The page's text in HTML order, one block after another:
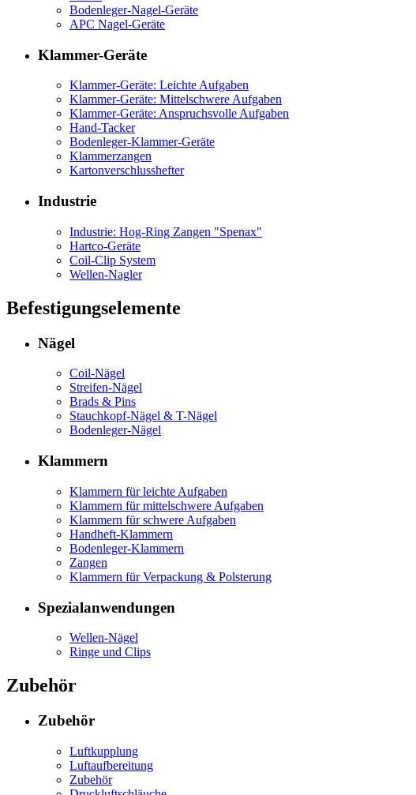
Bodenleger-Nagel-Geräte
APC Nagel-Geräte
Klammer-Geräte
Klammer-Geräte: Leichte Aufgaben
Klammer-Geräte: Mittelschwere Aufgaben
Klammer-Geräte: Anspruchsvolle Aufgaben
Hand-Tacker
Bodenleger-Klammer-Geräte
Klammerzangen
Kartonverschlusshefter
Industrie
Industrie: Hog-Ring Zangen "Spenax"
Hartco-Geräte
Coil-Clip System
Wellen-Nagler
Befestigungselemente
Nägel
Coil-Nägel
Streifen-Nägel
Brads & Pins
Stauchkopf-Nägel & T-Nägel
Bodenleger-Nägel
Klammern
Klammern für leichte Aufgaben
Klammern für mittelschwere Aufgaben
Klammern für schwere Aufgaben
Handheft-Klammern
Bodenleger-Klammern
Zangen
Klammern für Verpackung & Polsterung
Spezialanwendungen
Wellen-Nägel
Ringe und Clips
Zubehör
Zubehör
Luftkupplung
Luftaufbereitung
Zubehör